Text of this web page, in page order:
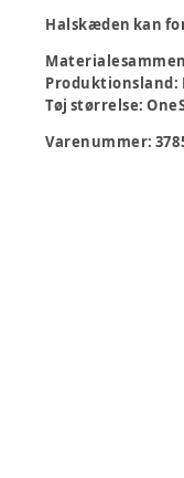
Halskæden kan
Produktionsland:
Tøj størrelse:
Varenummer: